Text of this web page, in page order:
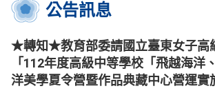
公告訊息
★轉知★教育部委請國立臺東女子高
「112年度高級中等學校「飛越海洋
洋美學夏令營暨作品典藏中心營運實